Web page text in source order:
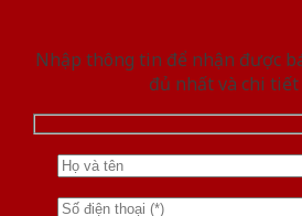
Nhập thông tin để nhận được
đủ nhất và chi tiết